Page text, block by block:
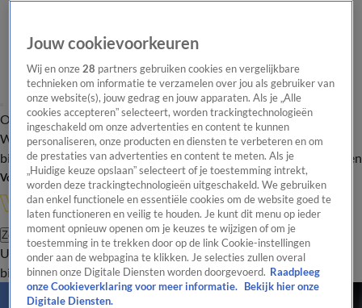
Overzicht Onze programma's Uitzendingen Onze gezichten
In de
WandelgangenInterviewsUitzending
bijwonenPodcastShopVeelgestelde vragenKijkersvraag insturen
Volg Vandaag Inside
Zoeken
UitzendingenVandaag InsideDe OranjezomerShopUitzending
bijwonen
Alle Olympische Spelen Artikelen
Jouw cookievoorkeuren
Wij en onze28 partners gebruiken cookies en vergelijkbare
technieken om informatie te verzamelen over jou als gebruiker van
onze website(s), jouw gedrag en jouw apparaten. Als je „Alle
cookies accepteren” selecteert, worden trackingtechnologieën
ingeschakeld om onze advertenties en content te kunnen
personaliseren, onze producten en diensten te verbeteren en om
de prestaties van advertenties en content te meten. Als je
„Huidige keuze opslaan” selecteert of je toestemming intrekt,
worden deze trackingtechnologieën uitgeschakeld. We gebruiken
dan enkel functionele en essentiële cookies om de website goed te
laten functioneren en veilig te houden. Je kunt dit menu op ieder
moment opnieuw openen om je keuzes te wijzigen of om je
toestemming in te trekken door op de link Cookie-instellingen
onder aan de webpagina te klikken. Je selecties zullen overal
binnen onze Digitale Diensten worden doorgevoerd. Raadpleeg
onze Cookieverklaring voor meer informatie.
Bekijk hier onze
Digitale Diensten.